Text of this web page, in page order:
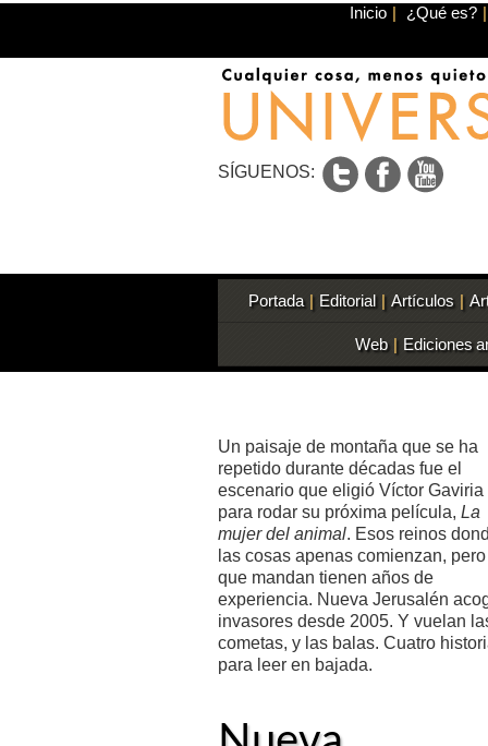
Inicio | ¿Qué es? |
SÍGUENOS:
Portada | Editorial | Artículos |
Web | Ediciones
Un paisaje de montaña que se ha
repetido durante décadas fue el
escenario que eligió Víctor Gaviria
para rodar su próxima película, La
mujer del animal. Esos reinos
las cosas apenas comienzan,
que mandan tienen años de
experiencia. Nueva Jerusalén
invasores desde 2005. Y vuelan
cometas, y las balas. Cuatro
para leer en bajada.